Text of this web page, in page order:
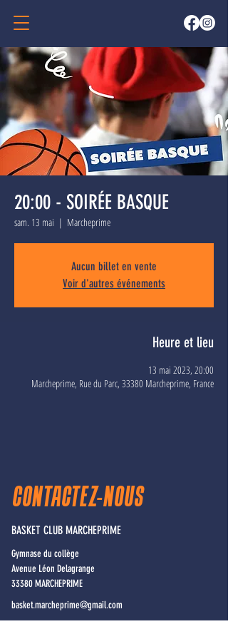
20:00 - SOIRÉE BASQUE
sam. 13 mai
  |
Marcheprime
Aucun billet en vente
Voir d'autres événements
Heure et lieu
13 mai 2023, 20:00
Marcheprime, Rue du Parc, 33380 Marcheprime, France
CONTACTEZ-NOUS
BASKET CLUB MARCHEPRIME
Gymnase du collège
Avenue Léon Delagrange
33380 MARCHEPRIME
basket.marcheprime@gmail.com